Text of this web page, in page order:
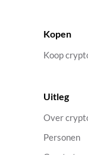
Kopen
Koop
Uitleg
Over
Personen